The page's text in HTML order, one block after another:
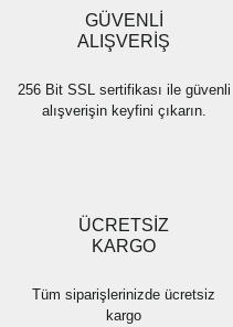
Ürün fiyatı diğer sitelerden
Bu ürüne benzer farklı
GÜVENLİ
ALIŞVERİŞ
256 Bit SSL sertifikası ile güvenli
alışverişin keyfini çıkarın.
ÜCRETSİZ
KARGO
Tüm siparişlerinizde ücretsiz
kargo